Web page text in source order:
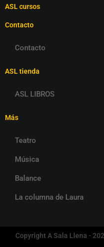
ASL cursos
Contacto
Contacto
ASL tienda
ASL LIBROS
Más
Teatro
Música
Balance
La columna de Laura
Copyright A Sala Llena -